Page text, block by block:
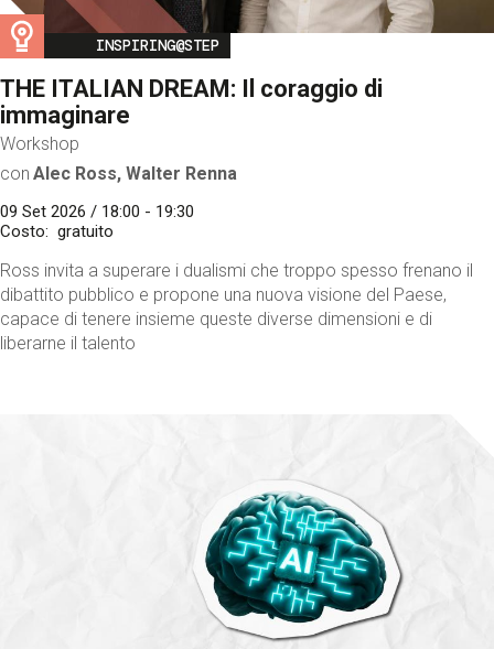
Image
INSPIRING@STEP
THE ITALIAN DREAM: Il coraggio di
immaginare
Workshop
con Alec Ross, Walter Renna
09 Set 2026 / 18:00 - 19:30
Costo
gratuito
Ross invita a superare i dualismi che troppo spesso frenano il
dibattito pubblico e propone una nuova visione del Paese,
capace di tenere insieme queste diverse dimensioni e di
liberarne il talento